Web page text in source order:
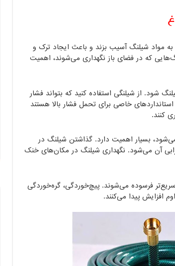
مواد شیلنگ آسیب بزند و باعث ایجاد ترک و
که در فضای باز نگهداری می‌شوند، اهمیت
شود. از شیلنگی استفاده کنید که بتواند فشار
خاصی برای تحمل فشار بالا هستند
کنند.
بسیار اهمیت دارد. گذاشتن شیلنگ در
آن می‌شود. نگهداری شیلنگ در مکان‌های خنک
فرسوده می‌شوند. پیچ‌خوردگی، گره‌خوردگی
افزایش پیدا می‌کنند.